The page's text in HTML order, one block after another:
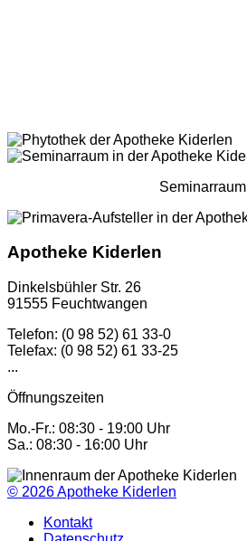
Seminarraum
Apotheke Kiderlen
Dinkelsbühler Str. 26
91555 Feuchtwangen
Telefon: (0 98 52) 61 33-0
Telefax: (0 98 52) 61 33-25
...
Öffnungszeiten
Mo.-Fr.: 08:30 - 19:00 Uhr
Sa.: 08:30 - 16:00 Uhr
© 2026Apotheke Kiderlen
Kontakt